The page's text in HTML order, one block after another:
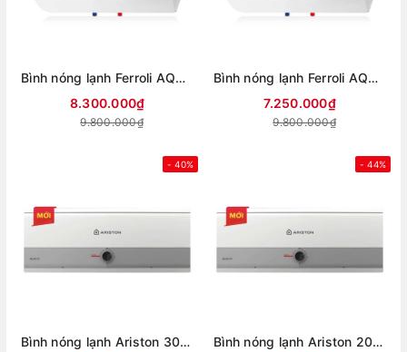
Bình nóng lạnh Ferroli AQUA 150L
8.300.000₫
9.800.000₫
Bình nóng lạnh Ferroli AQUA 125L
7.250.000₫
9.800.000₫
- 40%
Bình nóng lạnh Ariston 30 lít SLIM3 30 R VN (mới 2025)
- 44%
Bình nóng lạnh Ariston 20 lít SLIM3 20 R VN (mới 2025)